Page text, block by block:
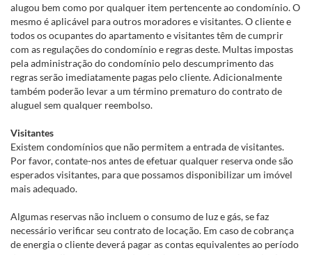
alugou bem como por qualquer item pertencente ao condomínio. O
mesmo é aplicável para outros moradores e visitantes. O cliente e
todos os ocupantes do apartamento e visitantes têm de cumprir
com as regulações do condomínio e regras deste. Multas impostas
pela administração do condomínio pelo descumprimento das
regras serão imediatamente pagas pelo cliente. Adicionalmente
também poderão levar a um término prematuro do contrato de
aluguel sem qualquer reembolso.
Visitantes
Existem condomínios que não permitem a entrada de visitantes.
Por favor, contate-nos antes de efetuar qualquer reserva onde são
esperados visitantes, para que possamos disponibilizar um imóvel
mais adequado.
Algumas reservas não incluem o consumo de luz e gás, se faz
necessário verificar seu contrato de locação. Em caso de cobrança
de energia o cliente deverá pagar as contas equivalentes ao período